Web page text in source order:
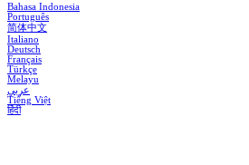
Bahasa Indonesia
Português
简体中文
Italiano
Deutsch
Français
Türkçe
Melayu
عربي
Tiếng Việt
हिंदी